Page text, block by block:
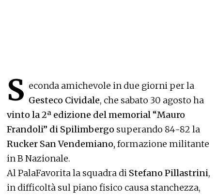
S econda amichevole in due giorni per la
Gesteco Cividale, che sabato 30 agosto ha
vinto la 2ª edizione del memorial “Mauro
Frandoli” di Spilimbergo superando 84-82 la
Rucker San Vendemiano, formazione militante
in B Nazionale.
Al PalaFavorita la squadra di Stefano Pillastrini,
in difficoltà sul piano fisico causa stanchezza,